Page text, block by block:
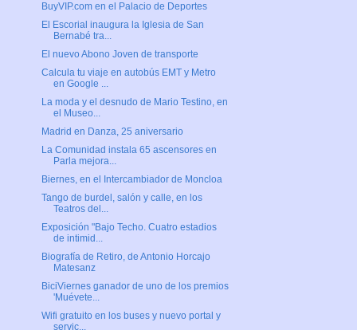
BuyVIP.com en el Palacio de Deportes
El Escorial inaugura la Iglesia de San
Bernabé tra...
El nuevo Abono Joven de transporte
Calcula tu viaje en autobús EMT y Metro
en Google ...
La moda y el desnudo de Mario Testino, en
el Museo...
Madrid en Danza, 25 aniversario
La Comunidad instala 65 ascensores en
Parla mejora...
Biernes, en el Intercambiador de Moncloa
Tango de burdel, salón y calle, en los
Teatros del...
Exposición "Bajo Techo. Cuatro estadios
de intimid...
Biografía de Retiro, de Antonio Horcajo
Matesanz
BiciViernes ganador de uno de los premios
'Muévete...
Wifi gratuito en los buses y nuevo portal y
servic...